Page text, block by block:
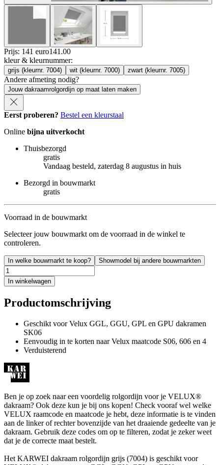
Prijs: 141 euro141 .00
kleur & kleurnummer:
grijs (kleurnr. 7004) wit (kleurnr. 7000) zwart (kleurnr. 7005)
Andere afmeting nodig?
Jouw dakraamrolgordijn op maat laten maken
Eerst proberen? Bestel een kleurstaal
Online bijna uitverkocht
Thuisbezorgd
gratis
Vandaag besteld, zaterdag 8 augustus in huis
Bezorgd in bouwmarkt
gratis
Voorraad in de bouwmarkt
Selecteer jouw bouwmarkt om de voorraad in de winkel te
controleren.
In welke bouwmarkt te koop? Showmodel bij andere bouwmarkten
In winkelwagen
Productomschrijving
Geschikt voor Velux GGL, GGU, GPL en GPU dakramen
SK06
Eenvoudig in te korten naar Velux maatcode S06, 606 en 4
Verduisterend
Ben je op zoek naar een voordelig rolgordijn voor je VELUX®
dakraam? Ook deze kun je bij ons kopen! Check vooraf wel welke
VELUX raamcode en maatcode je hebt, deze informatie is te vinden
aan de linker of rechter bovenzijde van het draaiende gedeelte van je
dakraam. Gebruik deze codes om op te filteren, zodat je zeker weet
dat je de correcte maat bestelt.
Het KARWEI dakraam rolgordijn grijs (7004) is geschikt voor